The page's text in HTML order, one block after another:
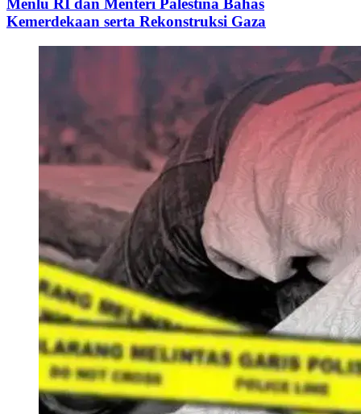
Menlu RI dan Menteri Palestina Bahas
Kemerdekaan serta Rekonstruksi Gaza